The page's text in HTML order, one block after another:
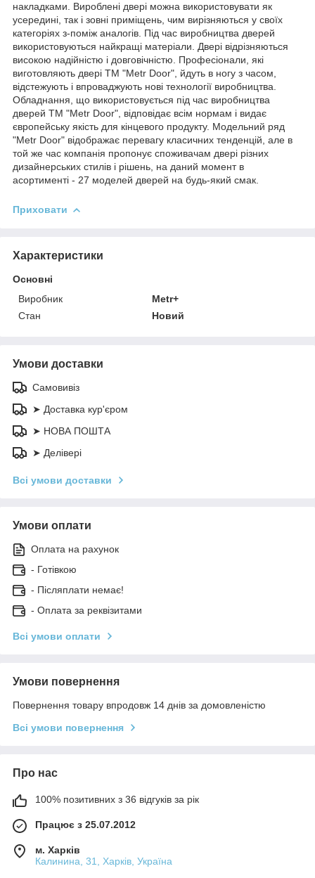
накладками. Вироблені двері можна використовувати як
усередині, так і зовні приміщень, чим вирізняються у своїх
категоріях з-поміж аналогів. Під час виробництва дверей
використовуються найкращі матеріали. Двері відрізняються
високою надійністю і довговічністю. Професіонали, які
виготовляють двері ТМ "Metr Door", йдуть в ногу з часом,
відстежують і впроваджують нові технології виробництва.
Обладнання, що використовується під час виробництва
дверей ТМ "Metr Door", відповідає всім нормам і видає
європейську якість для кінцевого продукту. Модельний ряд
"Metr Door" відображає перевагу класичних тенденцій, але в
той же час компанія пропонує споживачам двері різних
дизайнерських стилів і рішень, на даний момент в
асортименті - 27 моделей дверей на будь-який смак.
Приховати
Характеристики
Основні
Виробник
Metr+
Стан
Новий
Умови доставки
Самовивіз
➤ Доставка кур'єром
➤ НОВА ПОШТА
➤ Делівері
Всі умови доставки
Умови оплати
Оплата на рахунок
- Готівкою
- Післяплати немає!
- Оплата за реквізитами
Всі умови оплати
Умови повернення
Повернення товару впродовж 14 днів за домовленістю
Всі умови повернення
Про нас
100% позитивних з 36 відгуків за рік
Працює з 25.07.2012
м. Харків
Калинина, 31, Харків, Україна